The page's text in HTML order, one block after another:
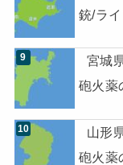
銃/ラ
宮城
砲火薬
山形
砲火薬